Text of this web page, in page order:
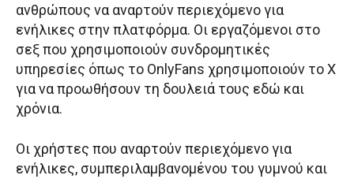
ανθρώπους να αναρτούν περιεχόμενο για
ενήλικες στην πλατφόρμα. Οι εργαζόμενοι στο
σεξ που χρησιμοποιούν συνδρομητικές
υπηρεσίες όπως το OnlyFans χρησιμοποιούν το X
για να προωθήσουν τη δουλειά τους εδώ και
χρόνια.
Οι χρήστες που αναρτούν περιεχόμενο για
ενήλικες, συμπεριλαμβανομένου του γυμνού και